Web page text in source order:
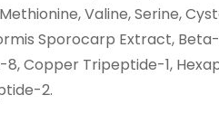
Valine, Serine,
Sporocarp Extract,
Copper Tripeptide-1,
2.